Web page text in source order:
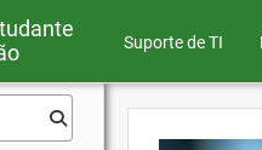
Suporte de TI